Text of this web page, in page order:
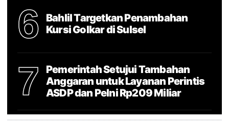
6
Bahlil Targetkan Penambahan
Kursi Golkar di Sulsel
7
Pemerintah Setujui Tambahan
Anggaran untuk Layanan Perintis
ASDP dan Pelni Rp209 Miliar